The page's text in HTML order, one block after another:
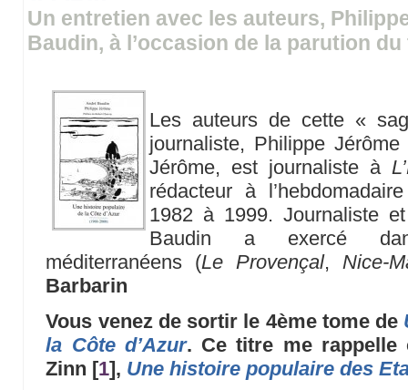
Un entretien avec les auteurs,
Baudin, à l’occasion de la parution
Les auteurs de cette «
journaliste, Philippe
Jérôme, est journaliste à
rédacteur à
1982 à 1999. Journaliste
Baudin a exercé
méditerranéens (Le Provençal,Nice-
Barbarin
Vous venez de sortir le 4ème tome de
la Côte d’Azur. Ce titre me rappelle
Zinn [1], Une histoire populaire des